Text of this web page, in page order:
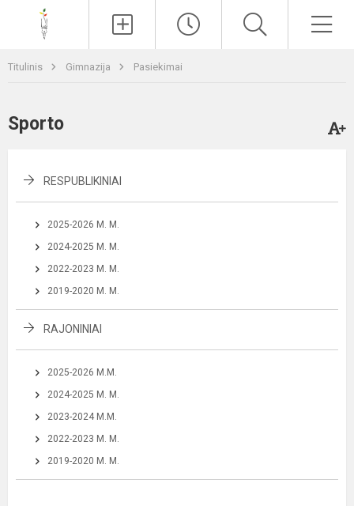
Titulinis Gimnazija Pasiekimai
Sporto
RESPUBLIKINIAI
2025-2026 M. M.
2024-2025 M. M.
2022-2023 M. M.
2019-2020 M. M.
RAJONINIAI
2025-2026 M.M.
2024-2025 M. M.
2023-2024 M.M.
2022-2023 M. M.
2019-2020 M. M.